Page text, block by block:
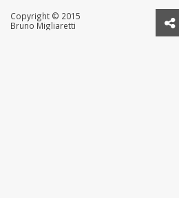
Copyright © 2015
Bruno Migliaretti